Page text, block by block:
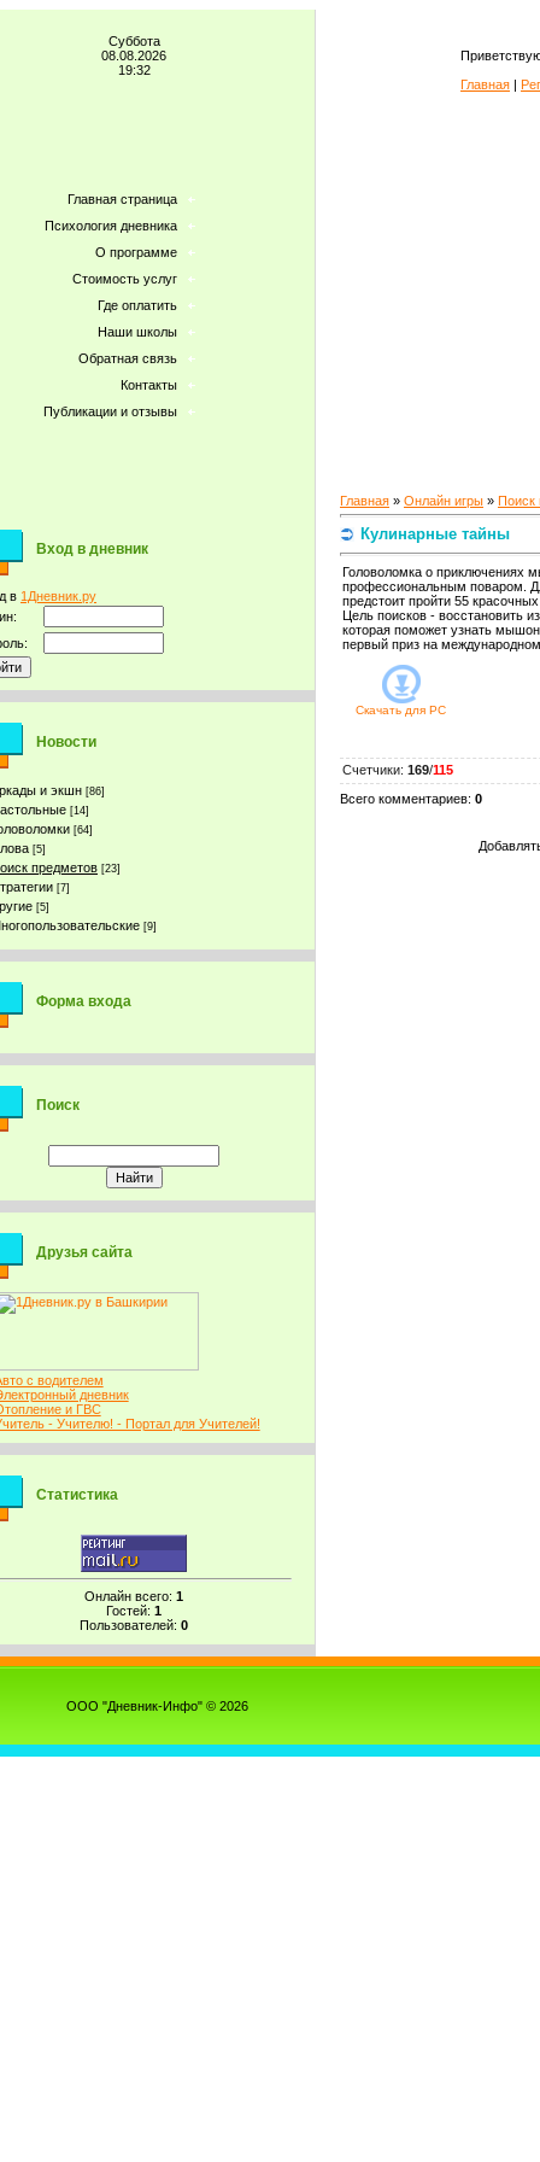
Суббота
08.08.2026
19:32
Главная страница
Психология дневника
О программе
Стоимость услуг
Где оплатить
Наши школы
Обратная связь
Контакты
Публикации и отзывы
Вход в дневник
в 1Дневник.ру
Новости
и экшн [86]
[14]
[64]
[5]
предметов [23]
[7]
[5]
[9]
Форма входа
Поиск
Друзья сайта
с водителем
дневник
и ГВС
- Учителю! - Портал для Учителей!
Статистика
Онлайн всего: 1
Гостей: 1
Пользователей: 0
Главная |
Главная » Онлайн игры » Поиск
Кулинарные тайны
Головоломка о приключениях
профессиональным поваром.
предстоит пройти 55
Цель поисков - восстановить
которая поможет узнать
первый приз на
Скачать для PC
Счетчики: 169/115
Всего комментариев: 0
ООО "Дневник-Инфо" © 2026